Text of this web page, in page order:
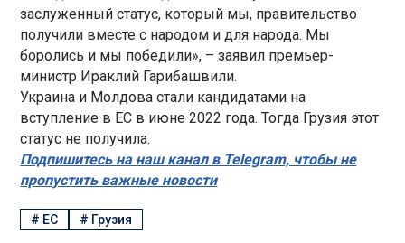
заслуженный статус, который мы, правительство
получили вместе с народом и для народа. Мы
боролись и мы победили», – заявил премьер-
министр Ираклий Гарибашвили.
Украина и Молдова стали кандидатами на
вступление в ЕС в июне 2022 года. Тогда Грузия этот
статус не получила.
Подпишитесь на наш канал в Telegram, чтобы не
пропустить важные новости
# ЕС # Грузия